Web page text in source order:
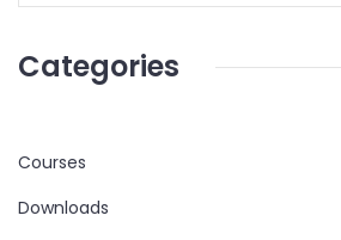
Categories
Courses
Downloads